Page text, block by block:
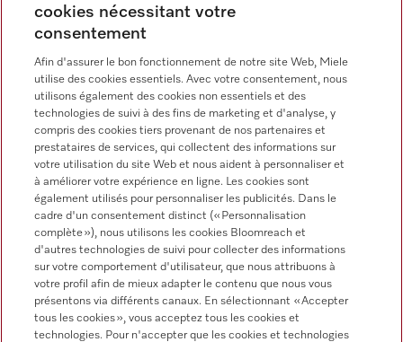
Langue
Informations légales
Miele sur Instagram
Miele sur Youtube
cookies nécessitant votre
consentement
Afin d'assurer le bon fonctionnement de notre site Web, Miele
utilise des cookies essentiels. Avec votre consentement, nous
utilisons également des cookies non essentiels et des
technologies de suivi à des fins de marketing et d'analyse, y
compris des cookies tiers provenant de nos partenaires et
prestataires de services, qui collectent des informations sur
votre utilisation du site Web et nous aident à personnaliser et
à améliorer votre expérience en ligne. Les cookies sont
également utilisés pour personnaliser les publicités. Dans le
cadre d'un consentement distinct (« Personnalisation
complète »), nous utilisons les cookies Bloomreach et
d'autres technologies de suivi pour collecter des informations
sur votre comportement d'utilisateur, que nous attribuons à
votre profil afin de mieux adapter le contenu que nous vous
présentons via différents canaux. En sélectionnant « Accepter
tous les cookies », vous acceptez tous les cookies et
technologies. Pour n'accepter que les cookies et technologies